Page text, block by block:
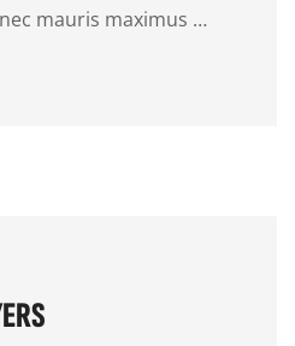
mauris maximus …